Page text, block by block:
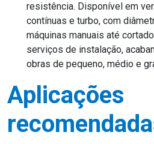
resistência. Disponível em
contínuas e turbo, com
máquinas manuais até
serviços de instalação,
obras de pequeno, médio e
Aplicações